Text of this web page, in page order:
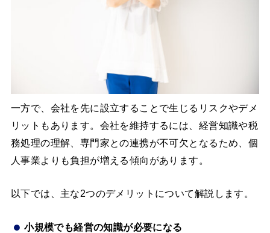
一方で、会社を先に設立することで生じるリスクやデメ
リットもあります。会社を維持するには、経営知識や税
務処理の理解、専門家との連携が不可欠となるため、個
人事業よりも負担が増える傾向があります。
以下では、主な2つのデメリットについて解説します。
小規模でも経営の知識が必要になる